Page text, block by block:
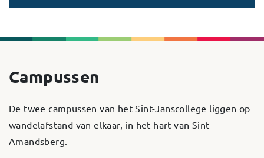
Campussen
De twee campussen van het Sint-Janscollege liggen op
wandelafstand van elkaar, in het hart van Sint-
Amandsberg.